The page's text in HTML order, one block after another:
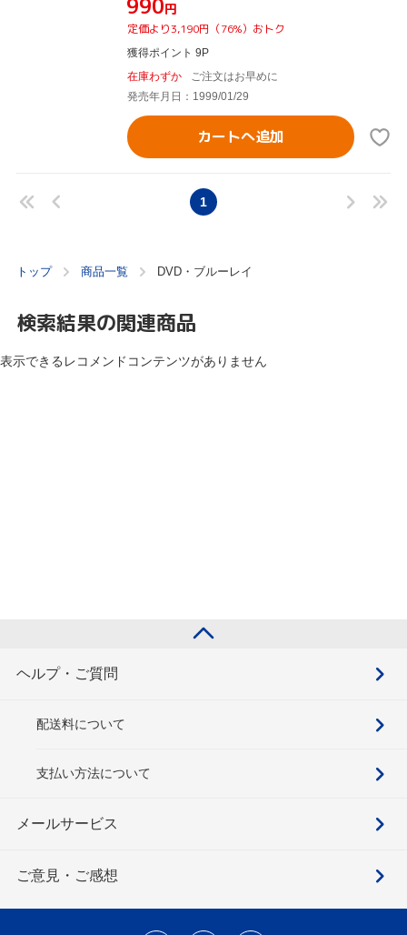
¥990円
定価より3,190円（76%）おトク
獲得ポイント 9P
在庫わずか
ご注文はお早めに
発売年月日：1999/01/29
カートへ追加
1
トップ 商品一覧 DVD・ブルーレイ
検索結果の関連商品
表示できるレコメンドコンテンツがありません
ヘルプ・ご質問
配送料について
支払い方法について
メールサービス
ご意見・ご感想